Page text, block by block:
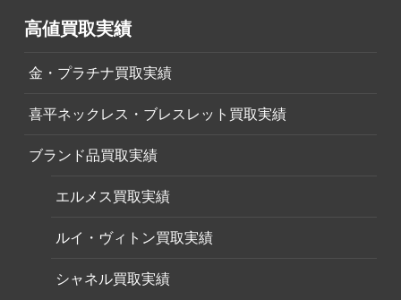
高値買取実績
金・プラチナ買取実績
喜平ネックレス・ブレスレット買取実績
ブランド品買取実績
エルメス買取実績
ルイ・ヴィトン買取実績
シャネル買取実績